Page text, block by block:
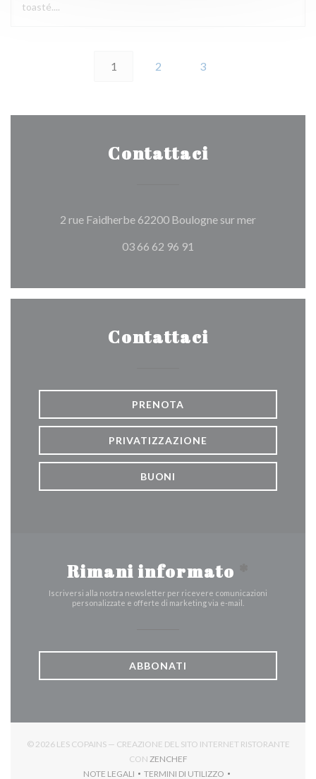
toasté....
1 2 3
Contattaci
2 rue Faidherbe 62200 Boulogne sur mer((apre una
03 66 62 96 91
Contattaci
PRENOTA
PRIVATIZZAZIONE
BUONI
Rimani informato
Iscriversi alla nostra newsletter per ricevere comunicazioni
personalizzate e offerte di marketing via e-mail.
ABBONATI
© 2026 LES COPAINS — CREAZIONE DEL SITO INTERNET RISTORANTE
CON ZENCHEF((APRE UNA NUOVA FINESTRA))
NOTE LEGALI
TERMINI DI UTILIZZO